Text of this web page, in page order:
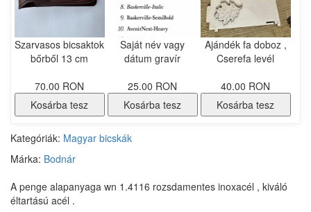
Szarvasos bicsaktok
bőrből 13 cm
70.00 RON
Kosárba tesz
Saját név vagy
dátum gravír
25.00 RON
Kosárba tesz
Ajándék fa doboz ,
Cserefa levél
40.00 RON
Kosárba tesz
Kategóriák: Magyar bicskák
Márka: Bodnár
A penge alapanyaga wn 1.4116 rozsdamentes inoxacél , kiváló
éltartású acél .